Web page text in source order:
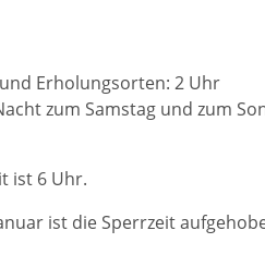
Erholungsorten: 2 Uhr
zum Samstag und zum
ist 6 Uhr.
ist die Sperrzeit